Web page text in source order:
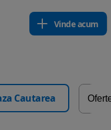
Vinde acum
Cautarea